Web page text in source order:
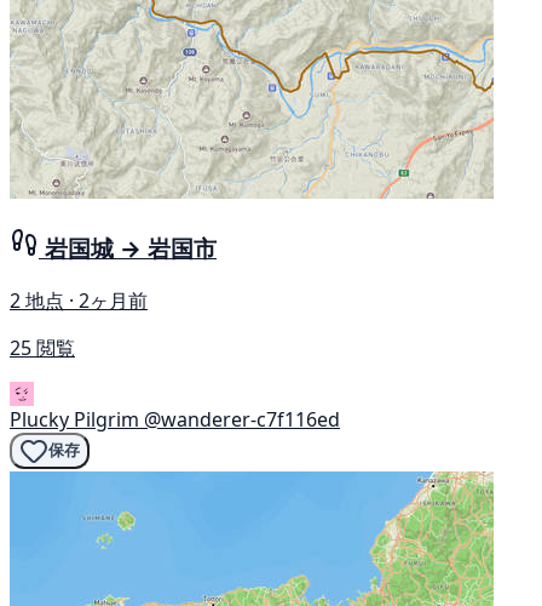
岩国城 → 岩国市
2 地点 · 2ヶ月前
25 閲覧
Plucky Pilgrim @wanderer-c7f116ed
保存